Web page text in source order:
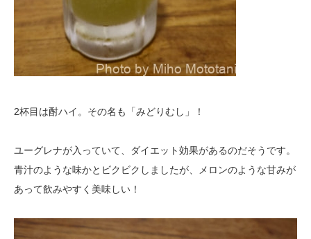
2杯目は酎ハイ。その名も「みどりむし」！
ユーグレナが入っていて、ダイエット効果があるのだそうです。
青汁のような味かとビクビクしましたが、メロンのような甘みが
あって飲みやすく美味しい！